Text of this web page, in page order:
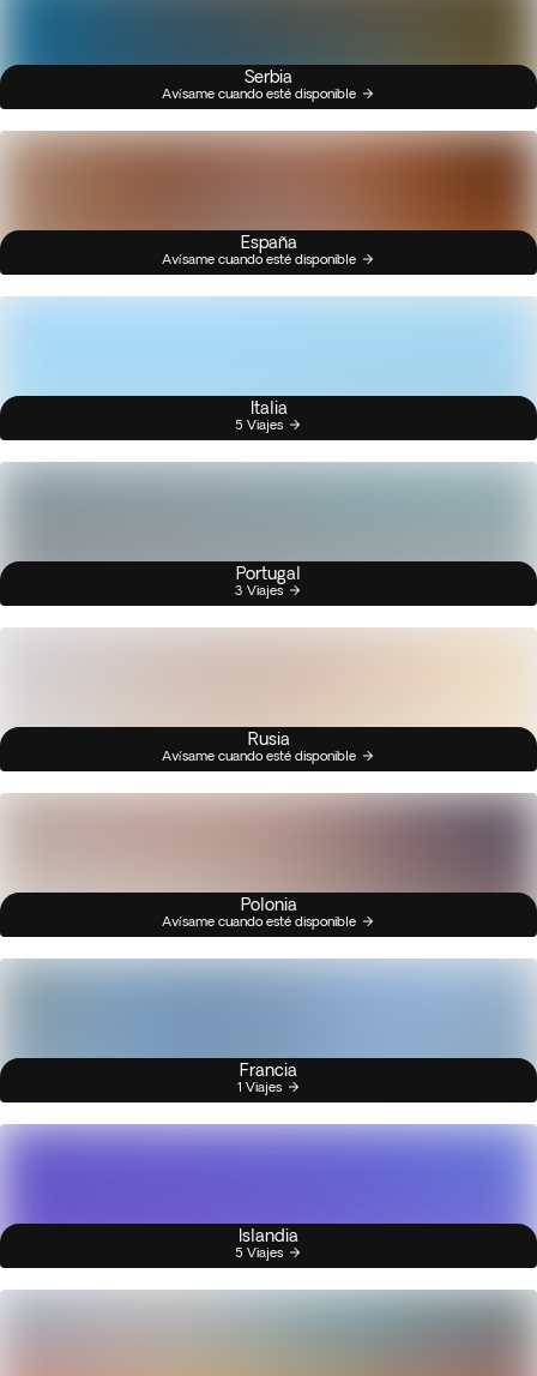
Serbia
Avísame cuando esté disponible
España
Avísame cuando esté disponible
Italia
5 Viajes
Portugal
3 Viajes
Rusia
Avísame cuando esté disponible
Polonia
Avísame cuando esté disponible
Francia
1 Viajes
Islandia
5 Viajes